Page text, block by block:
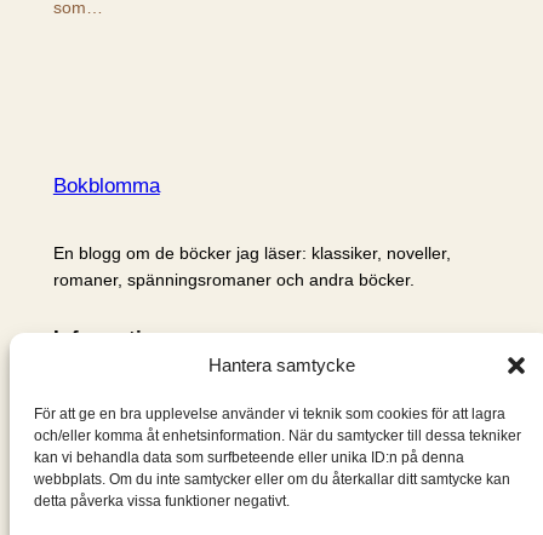
Hantera samtycke
För att ge en bra upplevelse använder vi teknik som cookies för att lagra
och/eller komma åt enhetsinformation. När du samtycker till dessa tekniker
kan vi behandla data som surfbeteende eller unika ID:n på denna
webbplats. Om du inte samtycker eller om du återkallar ditt samtycke kan
detta påverka vissa funktioner negativt.
som…
Bokblomma
En blogg om de böcker jag läser: klassiker, noveller,
romaner, spänningsromaner och andra böcker.
Information
Om mig & om bloggen
S
ö
k